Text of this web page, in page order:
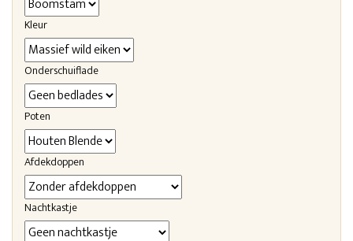
Kleur
Onderschuiflade
Poten
Afdekdoppen
Nachtkastje